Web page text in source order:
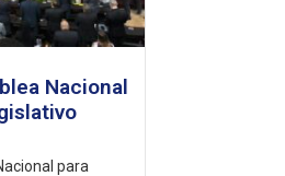
Nacional
para